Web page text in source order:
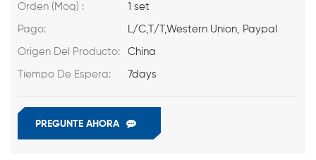
Orden (Moq) : 1 set
Pago: L/C,T/T,Western Union, Paypal
Origen Del Producto: China
Tiempo De Espera: 7days
PREGUNTE AHORA